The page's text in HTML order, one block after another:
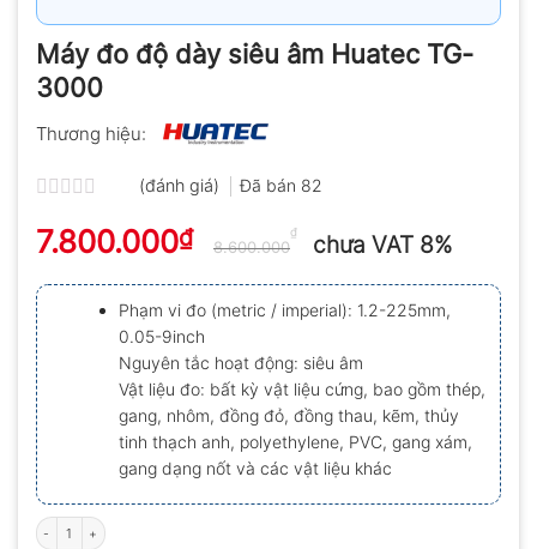
Máy đo độ dày siêu âm Huatec TG-
3000
Thương hiệu:
xếp
hạng
5
sao
(đánh giá) Đã bán 82
7.800.000₫ 8.600.000
₫ chưa VAT 8%
Phạm vi đo (metric / imperial): 1.2-225mm,
0.05-9inch
Nguyên tắc hoạt động: siêu âm
Vật liệu đo: bất kỳ vật liệu cứng, bao gồm thép,
gang, nhôm, đồng đỏ, đồng thau, kẽm, thủy
tinh thạch anh, polyethylene, PVC, gang xám,
gang dạng nốt và các vật liệu khác
Máy đo độ dày siêu âm Huatec TG-3000 số lượng